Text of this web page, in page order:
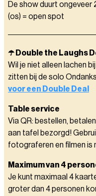
De show duurt ongeveer
(os) = open spot
☂️ Double the Laughs
Wil je niet alleen lachen
zitten bij de solo
voor een Double Deal
Table service
Via QR: bestellen,
aan tafel bezorgd!
fotograferen en filmen is
Maximum van 4
Je kunt maximaal 4
groter dan 4 personen